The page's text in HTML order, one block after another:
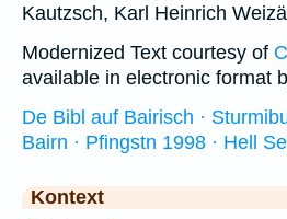
Kautzsch, Karl Heinrich
Modernized Text courtesy of
available in electronic format
De Bibl auf Bairisch ·
Bairn · Pfingstn 1998 · Hell
Kontext